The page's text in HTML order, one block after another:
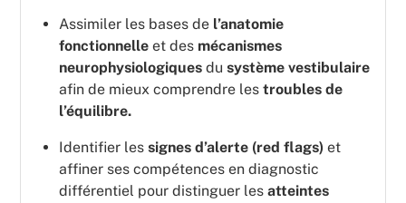
Assimiler les bases de l’anatomie
fonctionnelle et des mécanismes
neurophysiologiques du système vestibulaire
afin de mieux comprendre les troubles de
l’équilibre.
Identifier les signes d’alerte (red flags) et
affiner ses compétences en diagnostic
différentiel pour distinguer les atteintes